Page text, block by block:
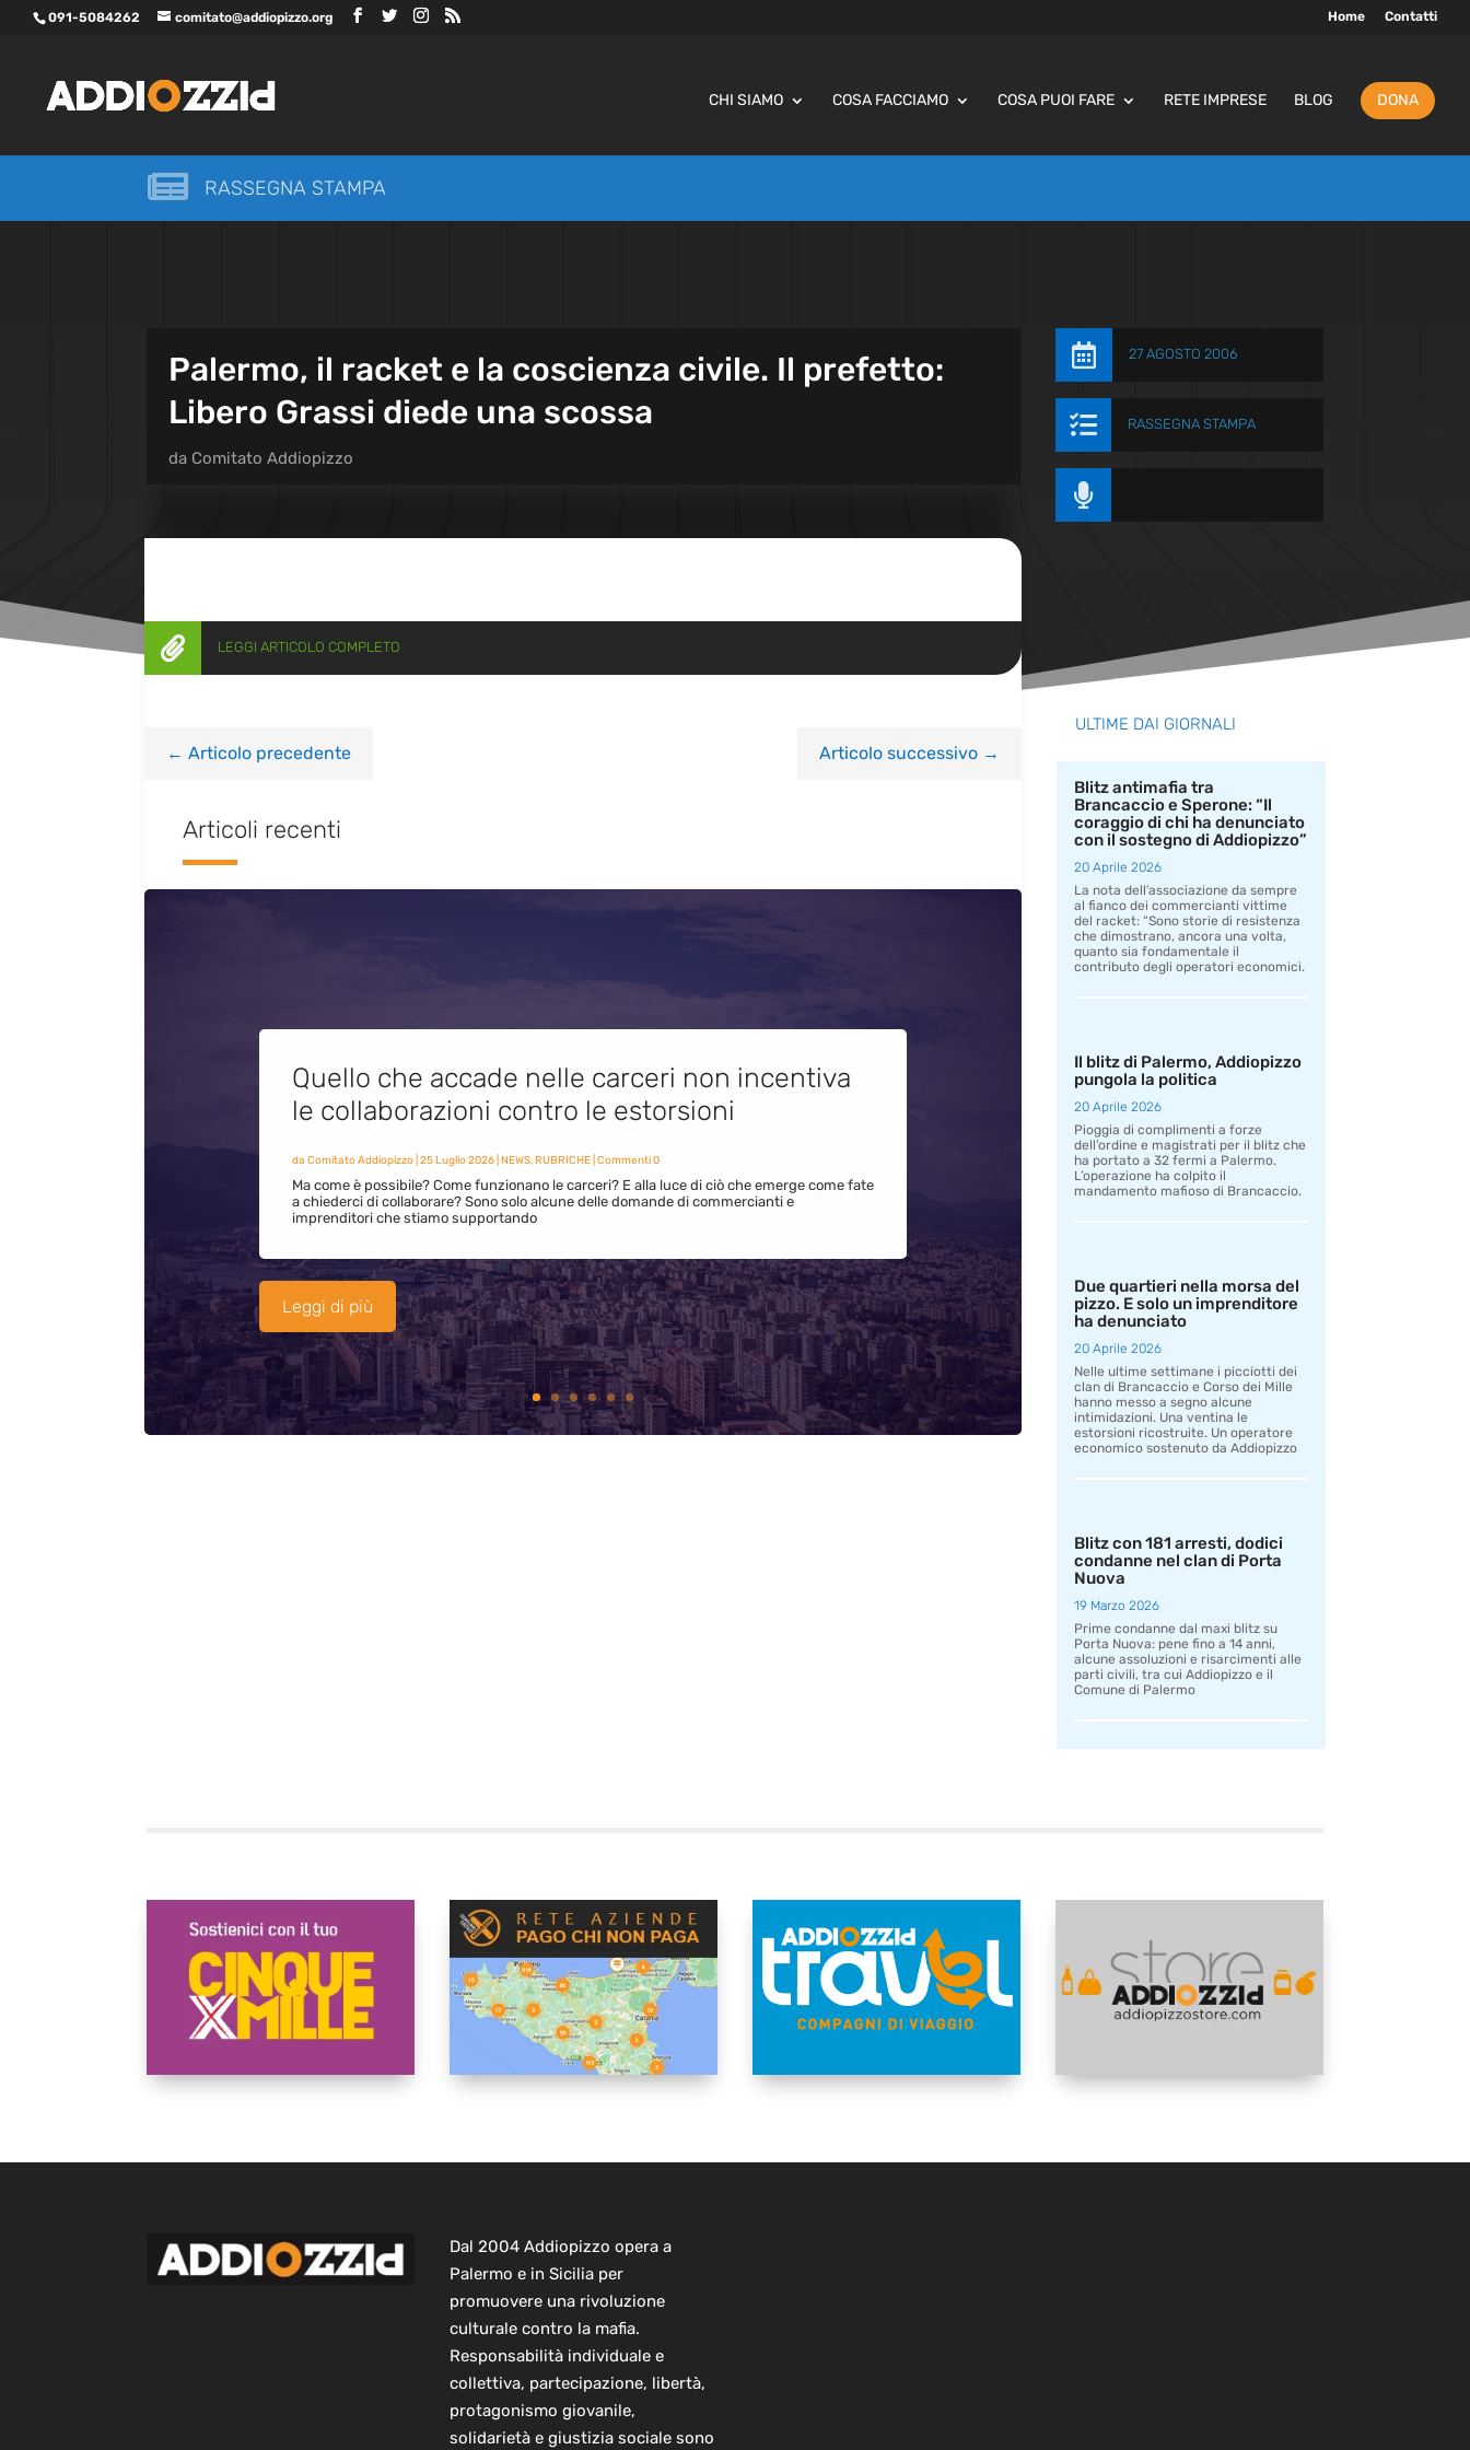
091-5084262 comitato@addiopizzo.org Home Contatti
CHI SIAMO COSA FACCIAMO COSA PUOI FARE RETE IMPRESE BLOG DONA
 RASSEGNA STAMPA
Palermo, il racket e la coscienza civile. Il prefetto:
Libero Grassi diede una scossa
da Comitato Addiopizzo
 27 AGOSTO 2006
 RASSEGNA STAMPA

 LEGGI ARTICOLO COMPLETO
← Articolo precedente Articolo successivo→
Articoli recenti
Quello che accade nelle carceri non incentiva
le collaborazioni contro le estorsioni
da Comitato Addiopizzo| 25 Luglio 2026| NEWS,RUBRICHE| Commenti 0
Ma come è possibile? Come funzionano le carceri? E alla luce di ciò che emerge come fate
a chiederci di collaborare? Sono solo alcune delle domande di commercianti e
imprenditori che stiamo supportando
Leggi di più
ULTIME DAI GIORNALI
Blitz antimafia tra
Brancaccio e Sperone: “Il
coraggio di chi ha denunciato
con il sostegno di Addiopizzo”
20 Aprile 2026
La nota dell’associazione da sempre
al fianco dei commercianti vittime
del racket: “Sono storie di resistenza
che dimostrano, ancora una volta,
quanto sia fondamentale il
contributo degli operatori economici.
Il blitz di Palermo, Addiopizzo
pungola la politica
20 Aprile 2026
Pioggia di complimenti a forze
dell’ordine e magistrati per il blitz che
ha portato a 32 fermi a Palermo.
L’operazione ha colpito il
mandamento mafioso di Brancaccio.
Due quartieri nella morsa del
pizzo. E solo un imprenditore
ha denunciato
20 Aprile 2026
Nelle ultime settimane i picciotti dei
clan di Brancaccio e Corso dei Mille
hanno messo a segno alcune
intimidazioni. Una ventina le
estorsioni ricostruite. Un operatore
economico sostenuto da Addiopizzo
Blitz con 181 arresti, dodici
condanne nel clan di Porta
Nuova
19 Marzo 2026
Prime condanne dal maxi blitz su
Porta Nuova: pene fino a 14 anni,
alcune assoluzioni e risarcimenti alle
parti civili, tra cui Addiopizzo e il
Comune di Palermo
Dal 2004 Addiopizzo opera a
Palermo e in Sicilia per
promuovere una rivoluzione
culturale contro la mafia.
Responsabilità individuale e
collettiva, partecipazione, libertà,
protagonismo giovanile,
solidarietà e giustizia sociale sono